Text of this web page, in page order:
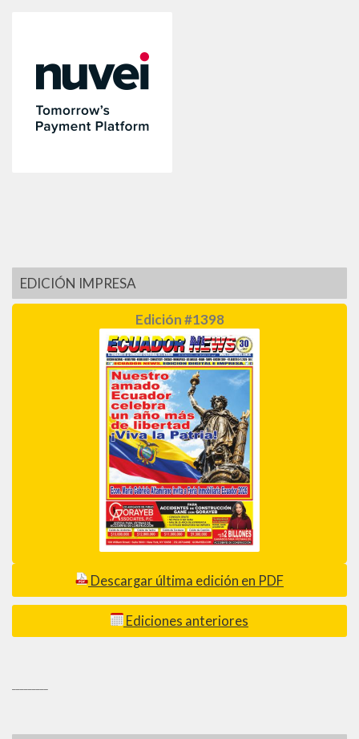
EDICIÓN IMPRESA
Edición #1398
Descargar última edición en PDF
Ediciones anteriores